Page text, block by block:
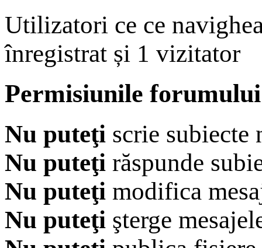
Utilizatori ce ce
înregistrat și 1 vizitator
Permisiunile forumului
Nu puteţi scrie subiecte
Nu puteţi răspunde
Nu puteţi modifica
Nu puteţi şterge